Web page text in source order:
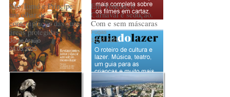
São Tomé e Príncipe:
um olhar de
contemplação das suas
áreas protegidas
Jorge Araújo
24.03.2025
Em Veneza, o
Carnaval é sedução.
Com e sem máscaras
Fugas
18.02.2025
PUB